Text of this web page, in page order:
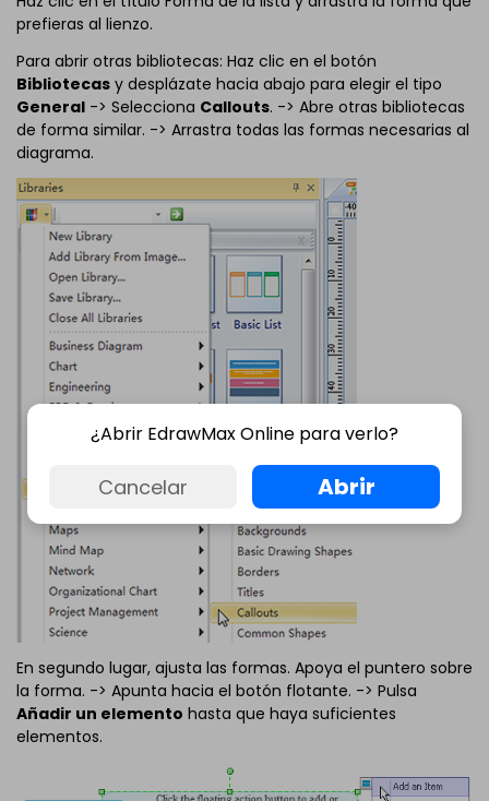
prefieras al lienzo.
Para abrir otras bibliotecas: Haz clic en el botón
Bibliotecas y desplázate hacia abajo para elegir el tipo
General -> Selecciona Callouts. -> Abre otras bibliotecas
de forma similar. -> Arrastra todas las formas necesarias al
diagrama.
En segundo lugar, ajusta las formas. Apoya el puntero sobre
la forma. -> Apunta hacia el botón flotante. -> Pulsa
Añadir un elemento hasta que haya suficientes
elementos.
¿Abrir EdrawMax Online para verlo?
Cancelar Abrir